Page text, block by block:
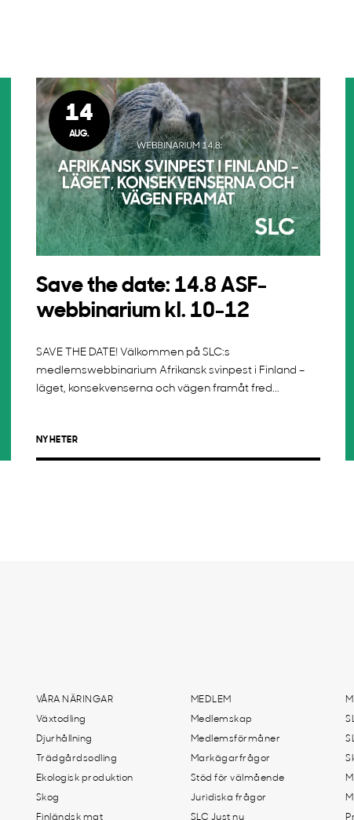
14
AUG.
Save the date: 14.8 ASF-
webbinarium kl. 10-12
SAVE THE DATE! Välkommen på SLC:s
medlemswebbinarium Afrikansk svinpest i Finland –
läget, konsekvenserna och vägen framåt fred...
NYHETER
VÅRA NÄRINGAR
Växtodling
Djurhållning
Trädgårdsodling
Ekologisk produktion
Skog
Finländsk mat
MEDLEM
Medlemskap
Medlemsförmåner
Markägarfrågor
Stöd för välmående
Juridiska frågor
SLC Just nu